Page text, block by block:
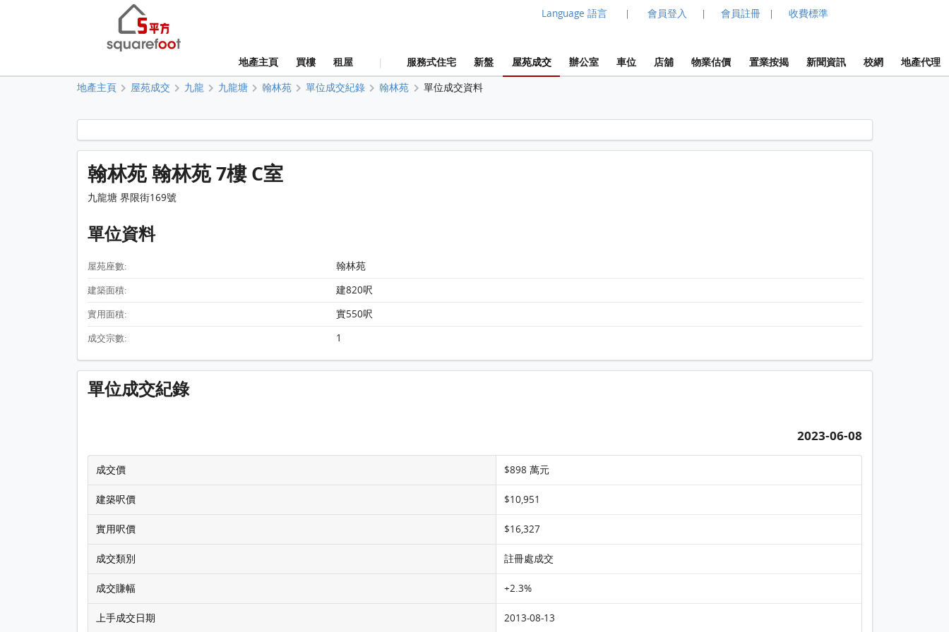
Language 語言 | 會員登入 | 會員註冊 | 收費標準
地產主頁 買樓 租屋 | 服務式住宅 新盤 屋苑成交 辦公室 車位 店舖 物業估價 置業按揭 新聞資訊 校網 地產代理
地產主頁 屋苑成交 九龍 九龍塘 翰林苑 單位成交紀錄 翰林苑 單位成交資料
翰林苑 翰林苑 7樓 C室 平面圖
翰林苑 翰林苑 7樓 C室
九龍塘 界限街169號
單位資料
屋苑座數: 翰林苑
建築面積: 建820呎
實用面積: 實550呎
成交宗數: 1
單位成交紀錄
2023-06-08
成交價 $898 萬元
建築呎價 $10,951
實用呎價 $16,327
成交類別 註冊處成交
成交賺幅 +2.3%
上手成交日期 2013-08-13